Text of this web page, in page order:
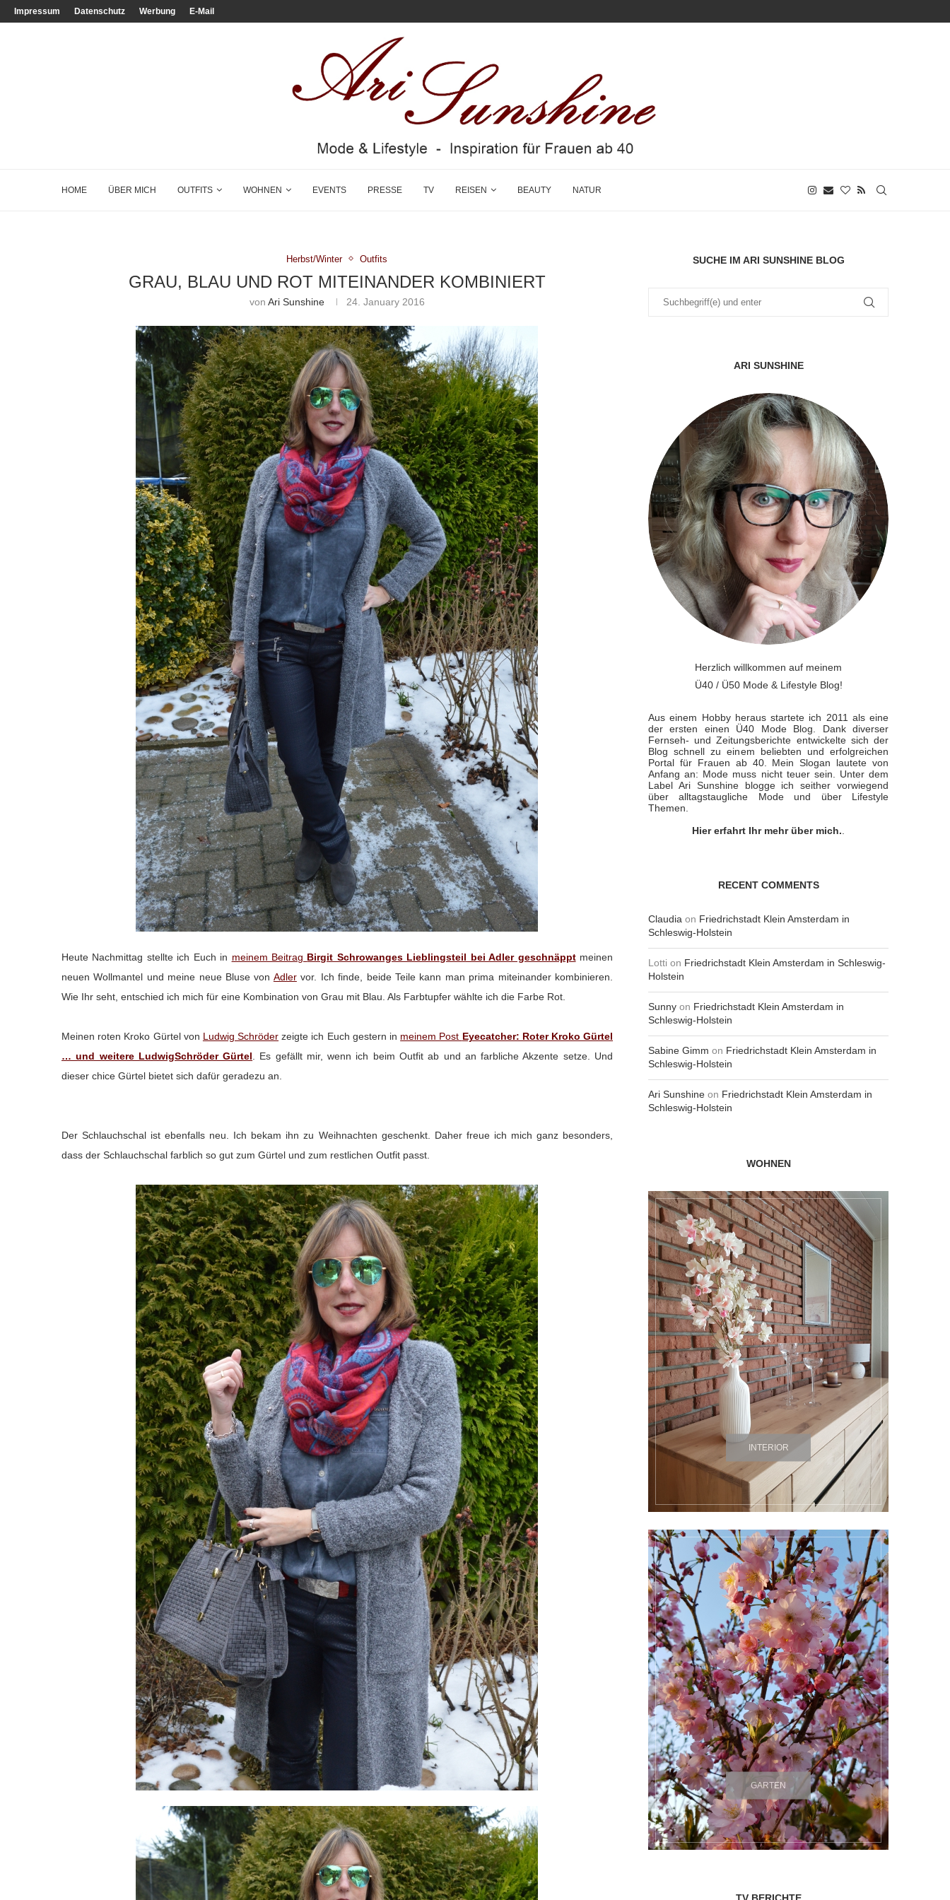
Impressum Datenschutz Werbung E-Mail
HOME ÜBER MICH OUTFITS WOHNEN EVENTS PRESSE TV REISEN BEAUTY NATUR
Herbst/Winter Outfits
GRAU, BLAU UND ROT MITEINANDER KOMBINIERT
von Ari Sunshine 24. January 2016
Heute Nachmittag stellte ich Euch in meinem Beitrag Birgit Schrowanges Lieblingsteil bei Adler geschnäppt meinen
neuen Wollmantel und meine neue Bluse von Adlervor. Ich finde, beide Teile kann man prima miteinander kombinieren.
Wie Ihr seht, entschied ich mich für eine Kombination von Grau mit Blau. Als Farbtupfer wählte ich die Farbe Rot.
Meinen roten Kroko Gürtel von Ludwig Schröder zeigte ich Euch gestern in meinem Post Eyecatcher: Roter Kroko Gürtel
… und weitere LudwigSchröder Gürtel . Es gefällt mir, wenn ich beim Outfit ab und an farbliche Akzente setze. Und
dieser chice Gürtel bietet sich dafür geradezu an.
Der Schlauchschal ist ebenfalls neu. Ich bekam ihn zu Weihnachten geschenkt. Daher freue ich mich ganz besonders,
dass der Schlauchschal farblich so gut zum Gürtel und zum restlichen Outfit passt.
SUCHE IM ARI SUNSHINE BLOG
ARI SUNSHINE
Herzlich willkommen auf meinem
Ü40 / Ü50 Mode & Lifestyle Blog!
Aus einem Hobby heraus startete ich 2011 als eine
der ersten einen Ü40 Mode Blog. Dank diverser
Fernseh- und Zeitungsberichte entwickelte sich der
Blog schnell zu einem beliebten und erfolgreichen
Portal für Frauen ab 40. Mein Slogan lautete von
Anfang an: Mode muss nicht teuer sein. Unter dem
Label Ari Sunshine blogge ich seither vorwiegend
über alltagstaugliche Mode und über Lifestyle
Themen.
Hier erfahrt Ihr mehr über mich..
RECENT COMMENTS
Claudia on Friedrichstadt Klein Amsterdam in
Schleswig-Holstein
Lotti on Friedrichstadt Klein Amsterdam in Schleswig-
Holstein
Sunny on Friedrichstadt Klein Amsterdam in
Schleswig-Holstein
Sabine Gimm on Friedrichstadt Klein Amsterdam in
Schleswig-Holstein
Ari Sunshine on Friedrichstadt Klein Amsterdam in
Schleswig-Holstein
WOHNEN
INTERIOR
GARTEN